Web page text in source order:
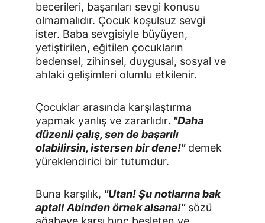
becerileri, başarıları sevgi konusu
olma­malıdır. Çocuk koşulsuz sevgi
ister. Baba sevgisiyle büyüyen,
yetiştirilen, eğitilen çocukların
bedensel, zihinsel, duygusal, sosyal ve
ahlaki gelişimleri olumlu etkilenir.
Çocuklar arasında karşılaştırma
yapmak yanlış ve zararlıdır. "Daha
düzenli çalış, sen de başarılı
olabilirsin, istersen bir dene!" demek
yüreklen­dirici bir tutumdur.
Buna karşılık, "Utan! Şu notlarına bak
ap­tal! Abinden örnek alsana!" sözü